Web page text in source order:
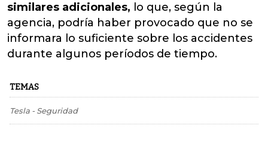
similares adicionales, lo que, según la
agencia, podría haber provocado que no se
informara lo suficiente sobre los accidentes
durante algunos períodos de tiempo.
TEMAS
Tesla - Seguridad